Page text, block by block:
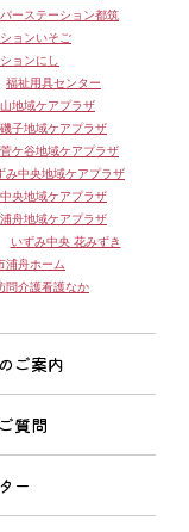
ーステーション都筑
ョンいそご
ョンにし
福祉用具センター
地域ケアプラザ
磯子地域ケアプラザ
ケ谷地域ケアプラザ
み中央地域ケアプラザ
央地域ケアプラザ
浦舟地域ケアプラザ
いずみ中央 花みずき
浦舟ホーム
問介護看護なか
ご案内
質問
ー